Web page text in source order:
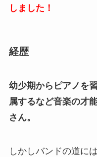
しました！
経歴
幼少期からピアノを
属するなど音楽の才
さん。
しかしバンドの道に